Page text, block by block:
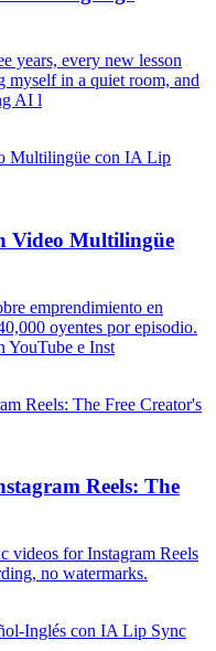
years, every new lesson
myself in a quiet room, and
AI l
Video Multilingüe
emprendimiento en
oyentes por episodio.
YouTube e Inst
Reels: The
videos for Instagram Reels
no watermarks.